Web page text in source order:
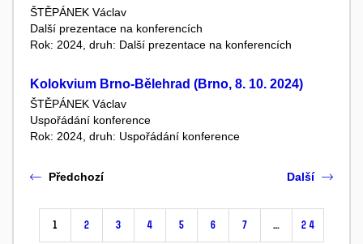
ŠTĚPÁNEK Václav
Další prezentace na konferencích
Rok: 2024, druh: Další prezentace na konferencích
Kolokvium Brno-Bělehrad (Brno, 8. 10. 2024)
ŠTĚPÁNEK Václav
Uspořádání konference
Rok: 2024, druh: Uspořádání konference
Předchozí
1 2 3 4 5 6 7 … 24
Další